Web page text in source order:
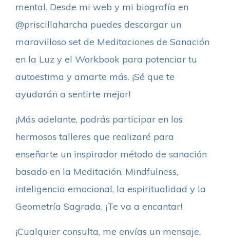
mental. Desde mi web y mi biografía en
@priscillaharcha puedes descargar un
maravilloso set de Meditaciones de Sanación
en la Luz y el Workbook para potenciar tu
autoestima y amarte más. ¡Sé que te
ayudarán a sentirte mejor!
¡Más adelante, podrás participar en los
hermosos talleres que realizaré para
enseñarte un inspirador método de sanación
basado en la Meditación, Mindfulness,
inteligencia emocional, la espiritualidad y la
Geometría Sagrada. ¡Te va a encantar!
¡Cualquier consulta, me envías un mensaje.